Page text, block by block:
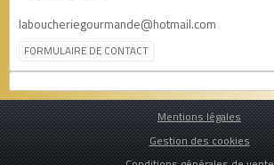
laboucheriegourmande@hotmail.com
FORMULAIRE DE CONTACT
Mentions légales
Gestion des cookies